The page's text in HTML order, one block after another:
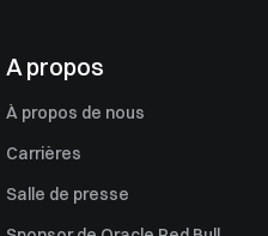
A propos
À propos de nous
Carrières
Salle de presse